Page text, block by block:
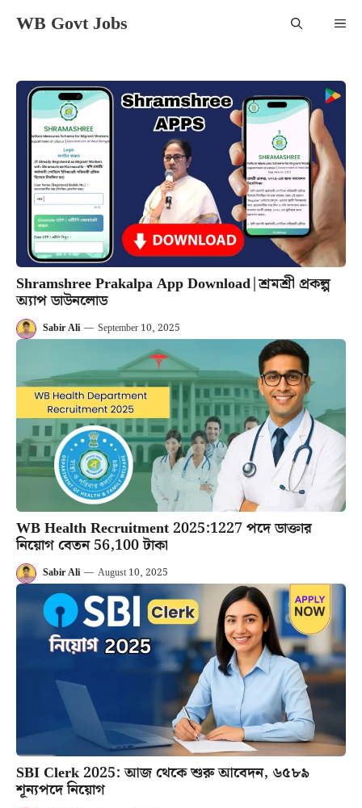
WB Govt Jobs
Shramshree Prakalpa App Download|শ্রমশ্রী প্রকল্প
অ্যাপ ডাউনলোড
Sabir Ali — September 10, 2025
WB Health Recruitment 2025:1227 পদে ডাক্তার
নিয়োগ বেতন 56,100 টাকা
Sabir Ali — August 10, 2025
SBI Clerk 2025: আজ থেকে শুরু আবেদন, ৬৫৮৯
শূন্যপদে নিয়োগ